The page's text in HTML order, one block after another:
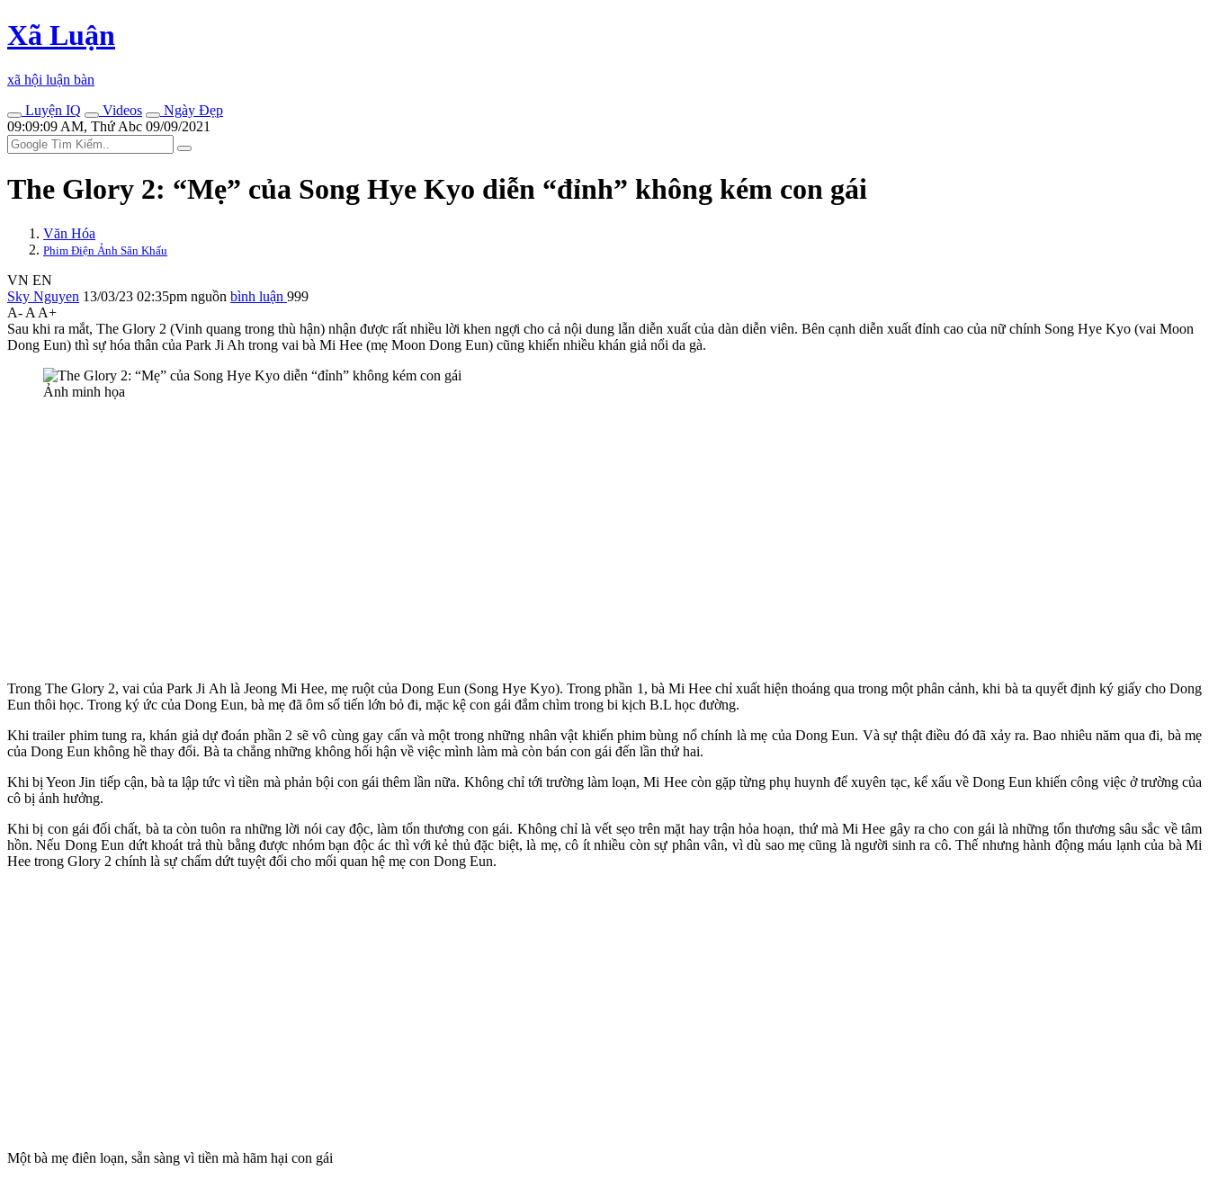
Xã Luận
xã hội luận bàn
Luyện IQ
Videos
Ngày Đẹp
09:09:09 AM, Thứ Abc 09/09/2021
The Glory 2: “Mẹ” của Song Hye Kyo diễn “đỉnh” không kém con gái
Văn Hóa
Phim Điện Ảnh Sân Khấu
VN EN
Sky Nguyen 13/03/23 02:35pm nguồn bình luận 999
A- A A+
Sau khi ra mắt, The Glory 2 (Vinh quang trong thù hận) nhận được rất nhiều lời khen ngợi cho cả nội dung lẫn diễn xuất của dàn diễn viên. Bên cạnh diễn xuất đỉnh cao của nữ chính Song Hye Kyo (vai Moon
Dong Eun) thì sự hóa thân của Park Ji Ah trong vai bà Mi Hee (mẹ Moon Dong Eun) cũng khiến nhiều khán giả nổi da gà.
Ảnh minh họa
Trong The Glory 2, vai của Park Ji Ah là Jeong Mi Hee, mẹ ruột của Dong Eun (Song Hye Kyo). Trong phần 1, bà Mi Hee chỉ xuất hiện thoáng qua trong một phân cảnh, khi bà ta quyết định ký giấy cho Dong
Eun thôi học. Trong ký ức của Dong Eun, bà mẹ đã ôm số tiến lớn bỏ đi, mặc kệ con gái đắm chìm trong bi kịch B.L học đường.
Khi trailer phim tung ra, khán giả dự đoán phần 2 sẽ vô cùng gay cấn và một trong những nhân vật khiến phim bùng nổ chính là mẹ của Dong Eun. Và sự thật điều đó đã xảy ra. Bao nhiêu năm qua đi, bà mẹ
của Dong Eun không hề thay đổi. Bà ta chẳng những không hối hận về việc mình làm mà còn bán con gái đến lần thứ hai.
Khi bị Yeon Jin tiếp cận, bà ta lập tức vì tiền mà phản bội con gái thêm lần nữa. Không chỉ tới trường làm loạn, Mi Hee còn gặp từng phụ huynh để xuyên tạc, kể xấu về Dong Eun khiến công việc ở trường của
cô bị ảnh hưởng.
Khi bị con gái đối chất, bà ta còn tuôn ra những lời nói cay độc, làm tổn thương con gái. Không chỉ là vết sẹo trên mặt hay trận hỏa hoạn, thứ mà Mi Hee gây ra cho con gái là những tổn thương sâu sắc về tâm
hồn. Nếu Dong Eun dứt khoát trả thù bằng được nhóm bạn độc ác thì với kẻ thủ đặc biệt, là mẹ, cô ít nhiều còn sự phân vân, vì dù sao mẹ cũng là người sinh ra cô. Thế nhưng hành động máu lạnh của bà Mi
Hee trong Glory 2 chính là sự chấm dứt tuyệt đối cho mối quan hệ mẹ con Dong Eun.
Một bà mẹ điên loạn, sẵn sàng vì tiền mà hãm hại con gái